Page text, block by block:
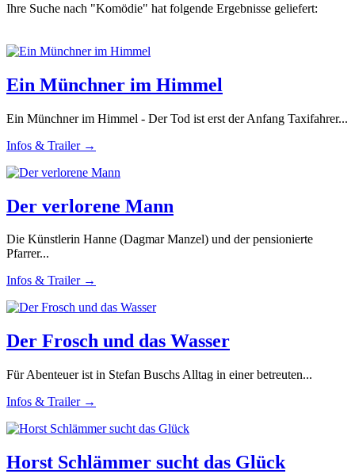
Ihre Suche nach "Komödie" hat folgende Ergebnisse geliefert:
Ein Münchner im Himmel
Ein Münchner im Himmel - Der Tod ist erst der Anfang Taxifahrer...
Infos & Trailer →
Der verlorene Mann
Die Künstlerin Hanne (Dagmar Manzel) und der pensionierte
Pfarrer...
Infos & Trailer →
Der Frosch und das Wasser
Für Abenteuer ist in Stefan Buschs Alltag in einer betreuten...
Infos & Trailer →
Horst Schlämmer sucht das Glück